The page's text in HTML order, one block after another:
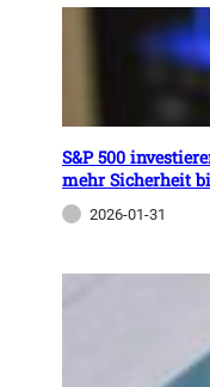
S&P 500
mehr Sicherheit
2026-01-31